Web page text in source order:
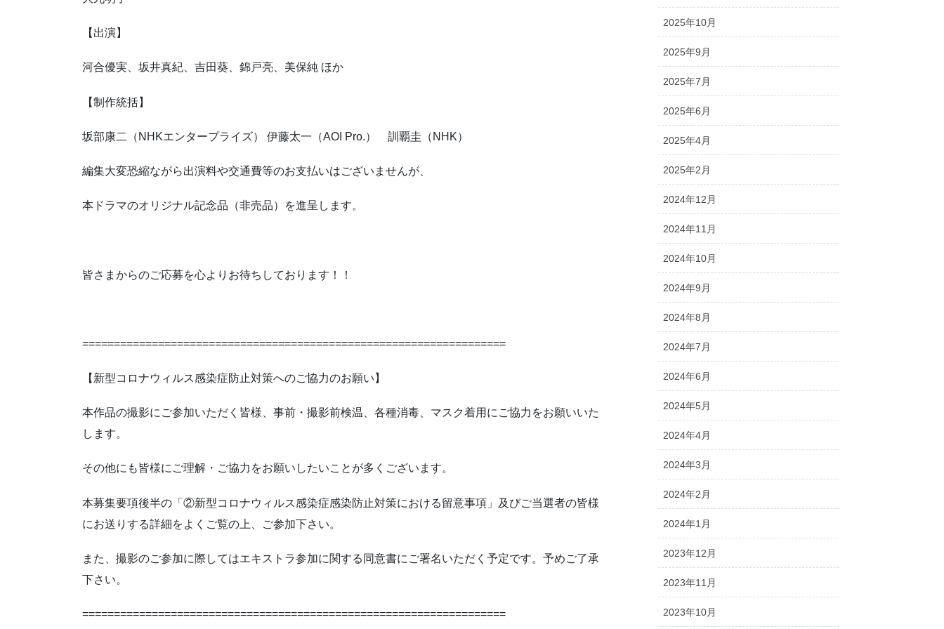
【出演】
河合優実、坂井真紀、吉田葵、錦戸亮、美保純 ほか
【制作統括】
坂部康二（NHKエンタープライズ） 伊藤太一（AOI Pro.） 訓覇圭（NHK）
編集大変恐縮ながら出演料や交通費等のお支払いはございませんが、
本ドラマのオリジナル記念品（非売品）を進呈します。
皆さまからのご応募を心よりお待ちしております！！
===================================================================
【新型コロナウィルス感染症防止対策へのご協力のお願い】
本作品の撮影にご参加いただく皆様、事前・撮影前検温、各種消毒、マスク着用にご協力をお願いいた
します。
その他にも皆様にご理解・ご協力をお願いしたいことが多くございます。
本募集要項後半の「②新型コロナウィルス感染症感染防止対策における留意事項」及びご当選者の皆様
にお送りする詳細をよくご覧の上、ご参加下さい。
また、撮影のご参加に際してはエキストラ参加に関する同意書にご署名いただく予定です。予めご了承
下さい。
===================================================================
2025年10月
2025年9月
2025年7月
2025年6月
2025年4月
2025年2月
2024年12月
2024年11月
2024年10月
2024年9月
2024年8月
2024年7月
2024年6月
2024年5月
2024年4月
2024年3月
2024年2月
2024年1月
2023年12月
2023年11月
2023年10月